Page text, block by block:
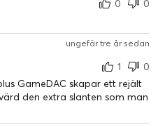
ClearCast Gen 2-mikrofon
för ren
indragbar design
bekväm användning
med roterande
höjden, flexibla
hängare
0
0
ungefär tre år sedan
1
0
GameDAC skapar ett rejält
den extra slanten som man